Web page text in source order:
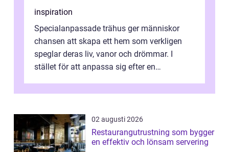
inspiration
Specialanpassade trähus ger människor
chansen att skapa ett hem som verkligen
speglar deras liv, vanor och drömmar. I
stället för att anpassa sig efter en
02 augusti 2026
Restaurangutrustning som bygger
en effektiv och lönsam servering